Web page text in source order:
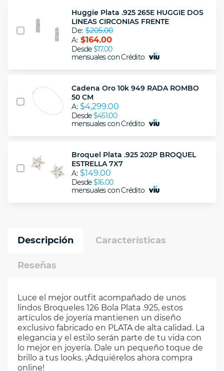
Huggie Plata .925 265E HUGGIE DOS
LINEAS CIRCONIAS FRENTE
De: $205.00
A: $164.00
Desde$17.00
mensuales con Crédito
Cadena Oro 10k 949 RADA ROMBO
50 CM
A: $4,299.00
Desde$451.00
mensuales con Crédito
Broquel Plata .925 202P BROQUEL
ESTRELLA 7X7
A: $149.00
Desde$16.00
mensuales con Crédito
Descripción Características
Reseñas
Luce el mejor outfit acompañado de unos
lindos Broqueles 126 Bola Plata .925, estos
artículos de joyería mantienen un diseño
exclusivo fabricado en PLATA de alta calidad. La
elegancia y el estilo serán parte de tu vida con
lo mejor en joyería. Dale un pequeño toque de
brillo a tus looks. ¡Adquiérelos ahora compra
online!